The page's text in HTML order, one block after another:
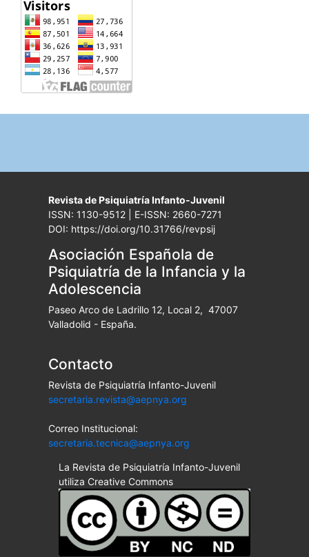
Revista de Psiquiatría Infanto-Juvenil
ISSN: 1130-9512 | E-ISSN: 2660-7271
DOI: https://doi.org/10.31766/revpsij
Asociación Española de
Psiquiatría de la Infancia y la
Adolescencia
Paseo Arco de Ladrillo 12, Local 2, 47007
Valladolid - España.
Contacto
Revista de Psiquiatría Infanto-Juvenil
secretaria.revista@aepnya.org
Correo Institucional:
secretaria.tecnica@aepnya.org
La Revista de Psiquiatría Infanto-Juvenil
utiliza Creative Commons